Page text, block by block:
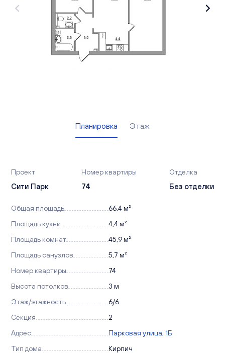
Вакансии
Планировка Этаж
Проект
Сити Парк
Номер квартиры
74
Отделка
Без отделки
Общая площадь
66,4 м²
Площадь кухни
4,4 м²
Площадь комнат
45,9 м²
Площадь санузлов
5,7 м²
Номер квартиры
74
Высота потолков
3 м
Этаж/этажность
6/6
Секция
2
Адрес
Парковая улица, 1Б
Тип дома
Кирпич